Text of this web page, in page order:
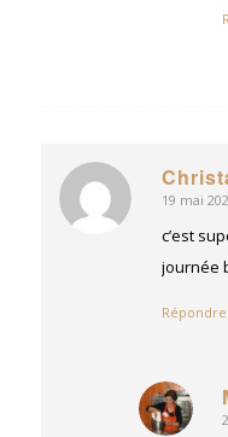
dit
:
19 mai
c’est
journée
Répondre